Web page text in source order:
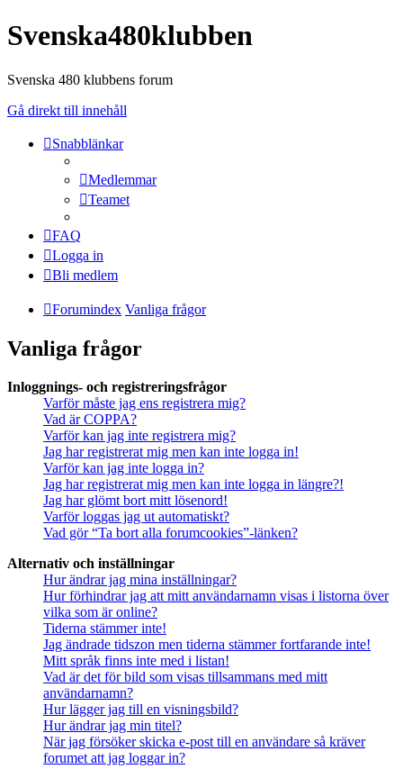
Svenska480klubben
Svenska 480 klubbens forum
Gå direkt till innehåll
Snabblänkar
Medlemmar
Teamet
FAQ
Logga in
Bli medlem
Forumindex Vanliga frågor
Vanliga frågor
Inloggnings- och registreringsfrågor
Varför måste jag ens registrera mig?
Vad är COPPA?
Varför kan jag inte registrera mig?
Jag har registrerat mig men kan inte logga in!
Varför kan jag inte logga in?
Jag har registrerat mig men kan inte logga in längre?!
Jag har glömt bort mitt lösenord!
Varför loggas jag ut automatiskt?
Vad gör “Ta bort alla forumcookies”-länken?
Alternativ och inställningar
Hur ändrar jag mina inställningar?
Hur förhindrar jag att mitt användarnamn visas i listorna över
vilka som är online?
Tiderna stämmer inte!
Jag ändrade tidszon men tiderna stämmer fortfarande inte!
Mitt språk finns inte med i listan!
Vad är det för bild som visas tillsammans med mitt
användarnamn?
Hur lägger jag till en visningsbild?
Hur ändrar jag min titel?
När jag försöker skicka e-post till en användare så kräver
forumet att jag loggar in?